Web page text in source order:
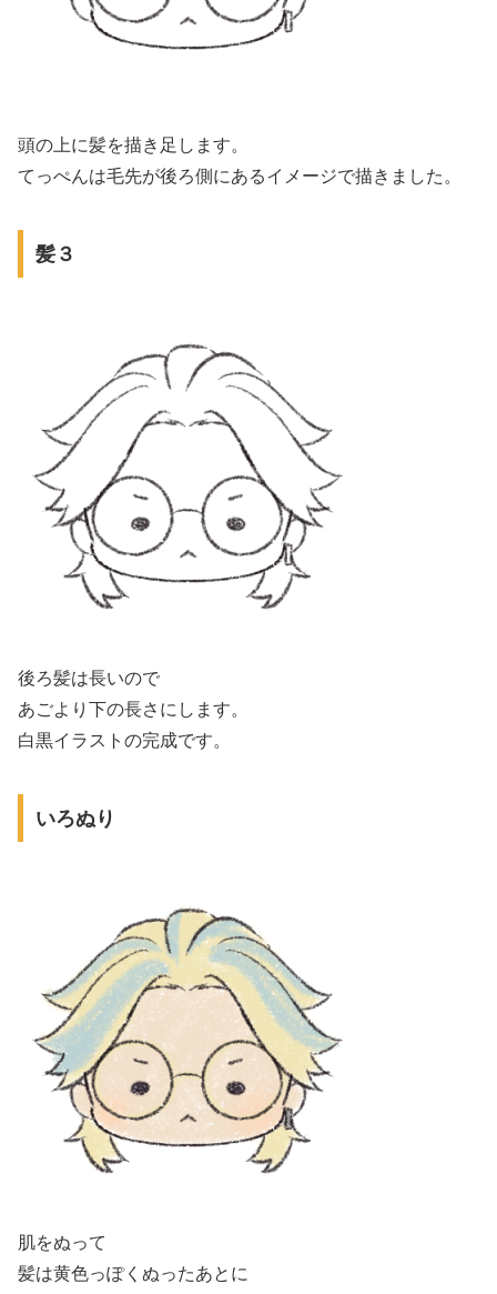
頭の上に髪を描き足します。
てっぺんは毛先が後ろ側にあるイメージで描きました。
髪３
後ろ髪は長いので
あごより下の長さにします。
白黒イラストの完成です。
いろぬり
肌をぬって
髪は黄色っぽくぬったあとに